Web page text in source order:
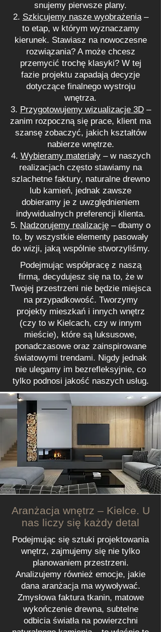
snujemy pierwsze plany.
Szkicujemy nasze wyobrażenia–
to etap, w którym wyznaczamy
kierunek. Stawiasz na nowoczesne
rozwiązania? A może chcesz
przemycić trochę klasyki? W tej
fazie projektu zapadają decyzje
dotyczące finalnego wystroju
wnętrza.
Przygotowujemy wizualizacje 3D–
zanim rozpoczną się prace, klient ma
szansę zobaczyć, jakich kształtów
nabierze wnętrze.
Wybieramy materiały– w naszych
realizacjach często stawiamy na
szlachetne faktury, naturalne drewno
lub kamień, jednak zawsze
dobieramy je z uwzględnieniem
indywidualnych preferencji klienta.
Nadzorujemy realizację – dbamy o
to, by wszystkie elementy pasowały
do wizji, jaką wspólnie stworzyliśmy.
Podejmując współpracę z naszą
firmą, decydujesz się na to, że w
Twojej przestrzeni nie będzie miejsca
na przypadkowość. Tworzymy
projekty mieszkań i innych wnętrz
(czy to w Kielcach, czy w innym
mieście), które są luksusowe,
ponadczasowe oraz zainspirowane
światowymi trendami. Nigdy jednak
nie ulegamy im bezrefleksyjnie, co
tylko podnosi jakość naszych usług.
Aranżacja wnętrz – Kielce. U
nas liczy się każdy detal
Podejmując się sztuki projektowania
wnętrz, zajmujemy się nie tylko
planowaniem przestrzeni.
Analizujemy również emocje, jakie
dana aranżacja ma wywoływać.
Zmysłowa faktura tkanin, matowe
wykończenie drewna, subtelne
odbicia światła na powierzchni